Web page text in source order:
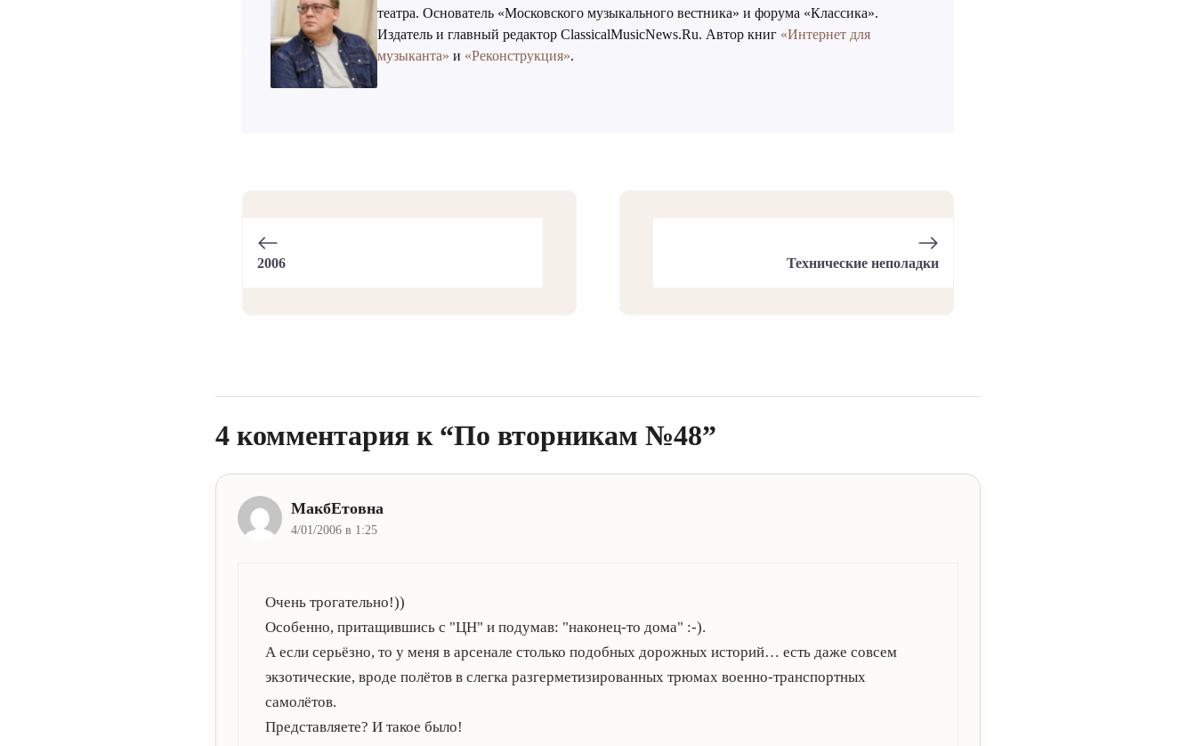
театра. Основатель «Московского музыкального вестника» и форума «Классика».
Издатель и главный редактор ClassicalMusicNews.Ru. Автор книг «Интернет для
музыканта» и «Реконструкция».
2006 Технические неполадки
4 комментария к “По вторникам №48”
МакбЕтовна
4/01/2006 в 1:25
Очень трогательно!))
Особенно, притащившись с "ЦН" и подумав: "наконец-то дома" :-).
А если серьёзно, то у меня в арсенале столько подобных дорожных историй… есть даже совсем
экзотические, вроде полётов в слегка разгерметизированных трюмах военно-транспортных
самолётов.
Представляете? И такое было!